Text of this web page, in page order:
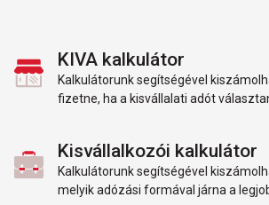
KIVA kalkulátor
Kalkulátorunk segítségével
fizetne, ha a kisvállalati adót
Kisvállalkozói kalkulátor
Kalkulátorunk segítségével
melyik adózási formával járna a